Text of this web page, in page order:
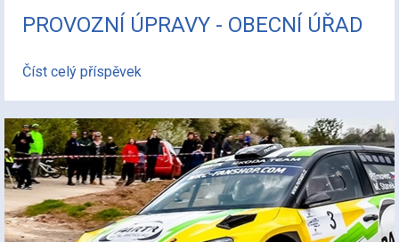
PROVOZNÍ ÚPRAVY - OBECNÍ ÚŘAD
Číst celý příspěvek